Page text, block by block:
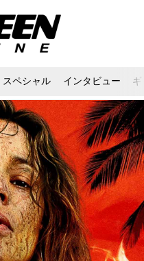
スペシャル インタビュー